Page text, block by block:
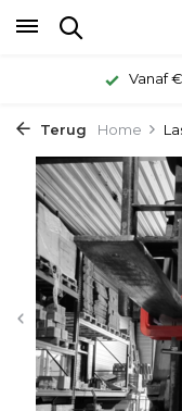
Vanaf
Terug Home